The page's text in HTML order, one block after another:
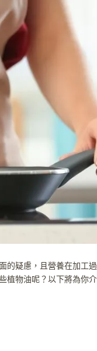
的疑慮，且營養在加工
植物油呢？以下將為你